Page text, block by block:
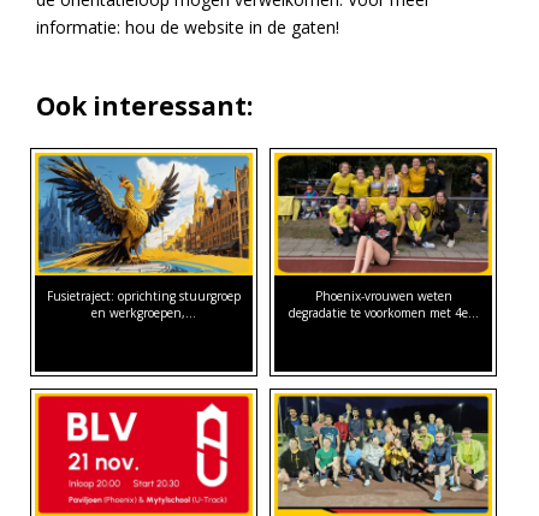
informatie: hou de website in de gaten!
Ook interessant:
Fusietraject: oprichting stuurgroep
en werkgroepen,…
Phoenix-vrouwen weten
degradatie te voorkomen met 4e…